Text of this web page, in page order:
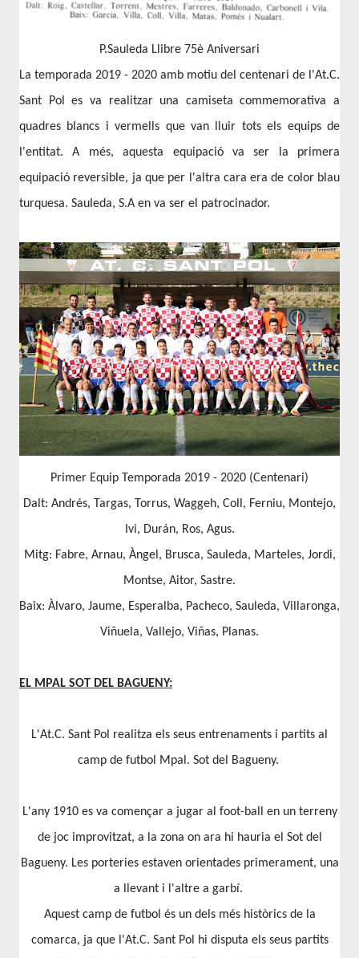
P.Sauleda Llibre 75è Aniversari
La temporada 2019 - 2020 amb motiu del centenari de l'At.C.
Sant Pol es va realitzar una camiseta commemorativa a
quadres blancs i vermells que van lluir tots els equips de
l'entitat. A més, aquesta equipació va ser la primera
equipació reversible, ja que per l'altra cara era de color blau
turquesa. Sauleda, S.A en va ser el patrocinador.
Primer Equip Temporada 2019 - 2020 (Centenari)
Dalt: Andrés, Targas, Torrus, Waggeh, Coll, Ferniu, Montejo,
Ivi, Durán, Ros, Agus.
Mitg: Fabre, Arnau, Àngel, Brusca, Sauleda, Marteles, Jordi,
Montse, Aitor, Sastre.
Baix: Àlvaro, Jaume, Esperalba, Pacheco, Sauleda, Villaronga,
Viñuela, Vallejo, Viñas, Planas.
EL MPAL SOT DEL BAGUENY:
L'At.C. Sant Pol realitza els seus entrenaments i partits al
camp de futbol Mpal. Sot del Bagueny.
L'any 1910 es va començar a jugar al foot-ball en un terreny
de joc improvitzat, a la zona on ara hi hauria el Sot del
Bagueny. Les porteries estaven orientades primerament, una
a llevant i l'altre a garbí.
Aquest camp de futbol és un dels més històrics de la
comarca, ja que l'At.C. Sant Pol hi disputa els seus partits